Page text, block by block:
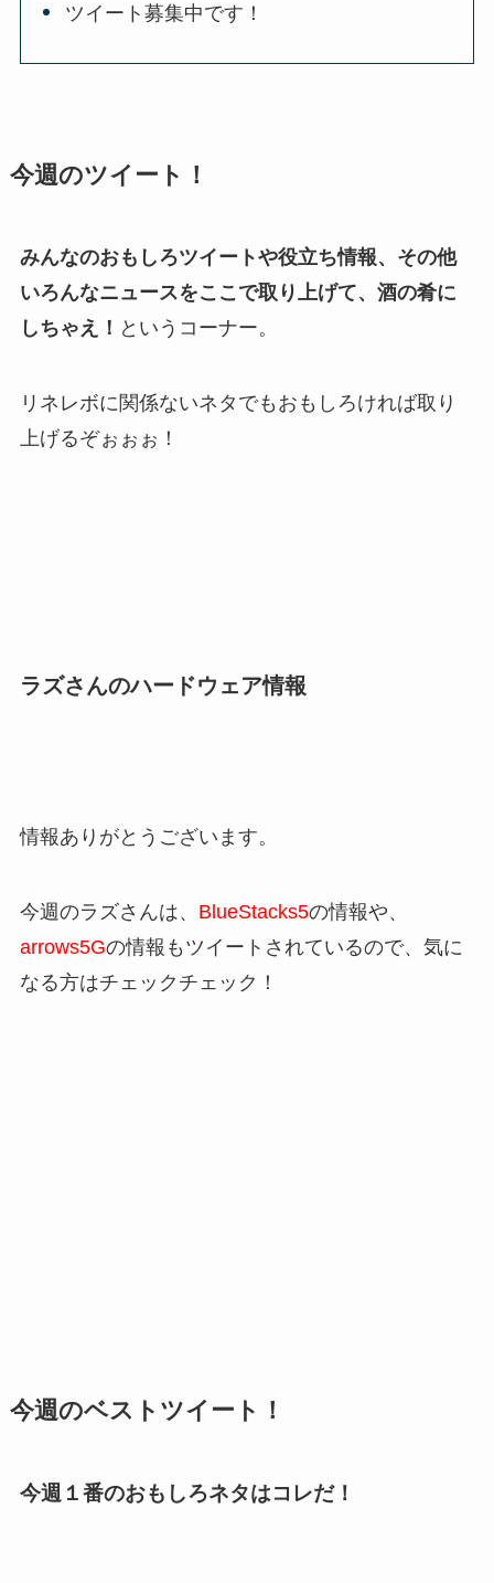
ツイート募集中です！
今週のツイート！
みんなのおもしろツイートや役立ち情報、その他
いろんなニュースをここで取り上げて、酒の肴に
しちゃえ！ というコーナー。
リネレボに関係ないネタでもおもしろければ取り
上げるぞぉぉぉ！
ラズさんのハードウェア情報
情報ありがとうございます。
今週のラズさんは、 BlueStacks5の情報や、
arrows5Gの情報もツイートされているので、気に
なる方はチェックチェック！
今週のベストツイート！
今週１番のおもしろネタはコレだ！